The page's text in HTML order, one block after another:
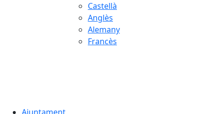
Castellà
Anglès
Alemany
Francès